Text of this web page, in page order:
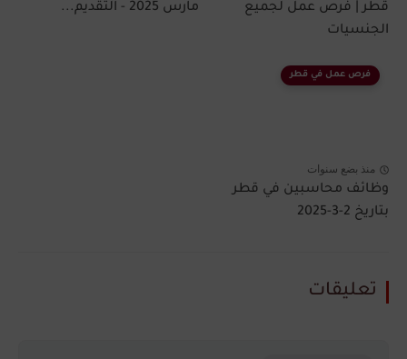
قطر | فرص عمل لجميع
الجنسيات
مارس 2025 - التقديم...
فرص عمل في قطر
منذ بضع سنوات
وظائف محاسبين في قطر
بتاريخ 2-3-2025
تعليقات